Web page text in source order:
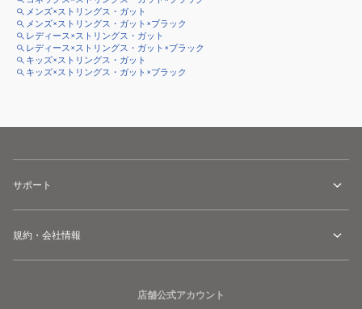
メンズ×ストリングス・ガット
メンズ×ストリングス・ガット×ブラック
レディース×ストリングス・ガット
レディース×ストリングス・ガット×ブラック
キッズ×ストリングス・ガット
キッズ×ストリングス・ガット×ブラック
サポート
規約・会社情報
店舗公式アカウント